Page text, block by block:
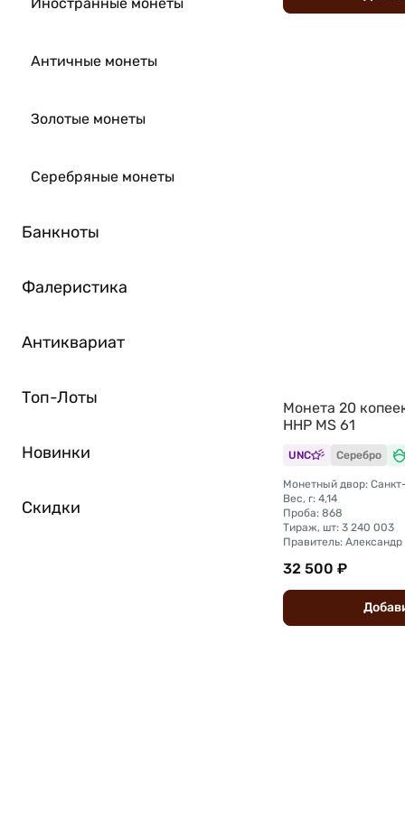
Античные монеты
Золотые монеты
Серебряные монеты
Банкноты
Фалеристика
Антиквариат
Топ-Лоты
Новинки
Скидки
Монета 20
ННР MS 61
UNC Серебро
Вес, г: 4,14
Проба: 868
Тираж, шт: 3 240 003
Правитель: Александр
32 500 ₽